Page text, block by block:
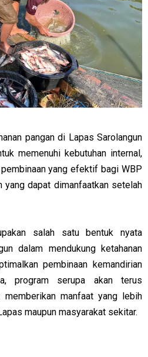
pangan di Lapas Sarolangun
memenuhi kebutuhan internal,
yang efektif bagi WBP
dapat dimanfaatkan setelah
salah satu bentuk nyata
dalam mendukung ketahanan
pembinaan kemandirian
program serupa akan terus
memberikan manfaat yang lebih
maupun masyarakat sekitar.